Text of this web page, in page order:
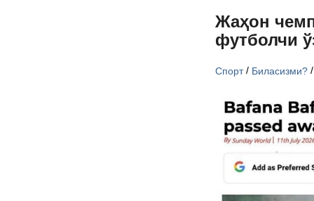
Жаҳон
футболчи
Спорт/ Биласизми?